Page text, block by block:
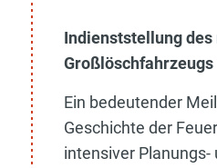
Indienststellung des
Großlöschfahrzeugs
Ein bedeutender
Geschichte der
intensiver